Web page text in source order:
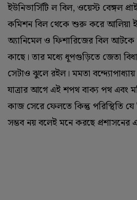
ইউনিভার্সিটি ল বিল, ওয়েস্ট বেঙ্গল
কমিশন বিল থেকে শুরু করে আলিয়া
অ্যানিমেল ও ফিশারিজের বিল আটকে
কাছে। তার মধ্যে ধূপগুড়িতে জেতা
সেটাও ঝুলে রইল। মমতা
যাত্রার আগে এই শপথ বাক্য পথ এবং
কাজ সেরে ফেলতে কিন্তু পরিস্থিতি
সম্ভব নয় বলেই মনে করছে প্রশাসনের